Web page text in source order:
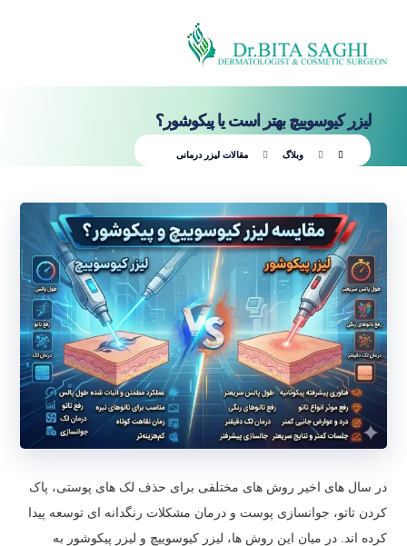
لیزر کیوسوییچ بهتر است یا پیکوشور؟
وبلاگ مقالات لیزر درمانی
در سال های اخیر روش های مختلفی برای حذف لک های پوستی، پاک
کردن تاتو، جوانسازی پوست و درمان مشکلات رنگدانه ای توسعه پیدا
کرده اند. در میان این روش ها، لیزر کیوسوییچ و لیزر پیکوشور به